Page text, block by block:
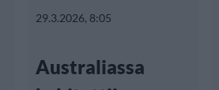
29.3.2026, 8:05
Australiassa